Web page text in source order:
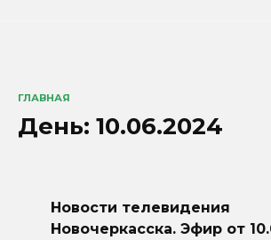
ГЛАВНАЯ
День: 10.06.2024
Новости телевидения
Новочеркасска. Эфир от